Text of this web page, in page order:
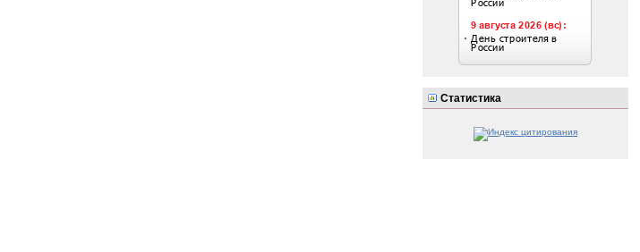
Статистика